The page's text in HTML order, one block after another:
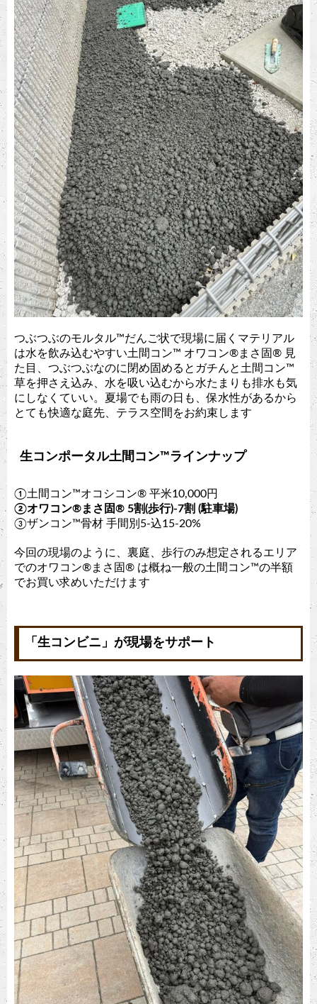
つぶつぶのモルタル™︎だんご状で現場に届くマテリアル
は水を飲み込むやすい土間コン™︎ オワコン®︎まさ固®︎ 見
た目、つぶつぶなのに閉め固めるとガチんと土間コン™︎
草を押さえ込み、水を吸い込むから水たまりも排水も気
にしなくていい。夏場でも雨の日も、保水性があるから
とても快適な庭先、テラス空間をお約束します
生コンポータル土間コン™︎ラインナップ
①土間コン™︎オコシコン®︎ 平米10,000円
②オワコン®︎まさ固®︎ 5割(歩行)-7割 (駐車場)
③ザンコン™︎骨材 手間別5-込15-20%
今回の現場のように、裏庭、歩行のみ想定されるエリア
でのオワコン®︎まさ固®︎ は概ね一般の土間コン™︎の半額
でお買い求めいただけます
「生コンビニ」が現場をサポート